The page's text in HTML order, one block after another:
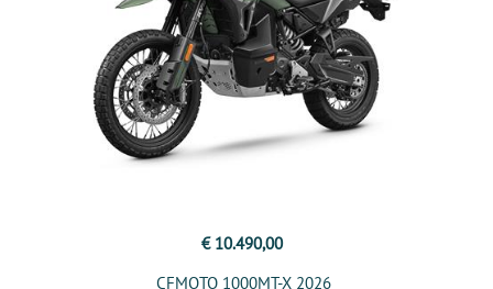
€ 10.490,00
CFMOTO 1000MT-X 2026